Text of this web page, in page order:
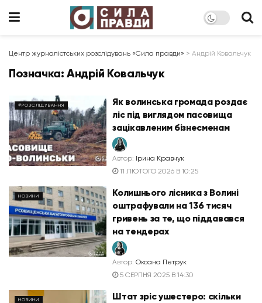
Центр журналістських розслідувань «Сила правди» > Андрій Ковальчук
Позначка: Андрій Ковальчук
#РОЗСЛІДУВАННЯ
Як волинська громада роздає
ліс під виглядом пасовища
зацікавленим бізнесменам
Автор: Ірина Кравчук
11 ЛЮТОГО 2026 В 10:25
НОВИНИ
Колишнього лісника з Волині
оштрафували на 136 тисяч
гривень за те, що піддавався
на тендерах
Автор: Оксана Петрук
5 СЕРПНЯ 2025 В 14:30
НОВИНИ
Штат зріс ушестеро: скільки